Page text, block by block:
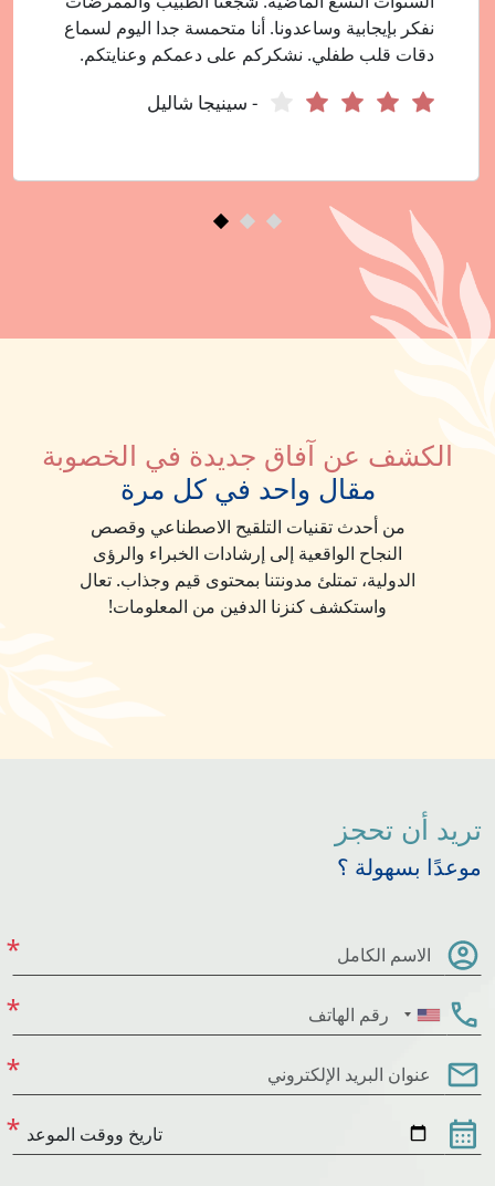
نفكر بإيجابية وساعدونا. أنا متحمسة جدا اليوم لسماع
دقات قلب طفلي. نشكركم على دعمكم وعنايتكم.
- سينيجا شاليل
الكشف عن آفاق جديدة في الخصوبة
مقال واحد في كل مرة
من أحدث تقنيات التلقيح الاصطناعي وقصص
النجاح الواقعية إلى إرشادات الخبراء والرؤى
الدولية، تمتلئ مدونتنا بمحتوى قيم وجذاب. تعال
واستكشف كنزنا الدفين من المعلومات!
تريد أن تحجز
موعدًا بسهولة ؟
United
+1